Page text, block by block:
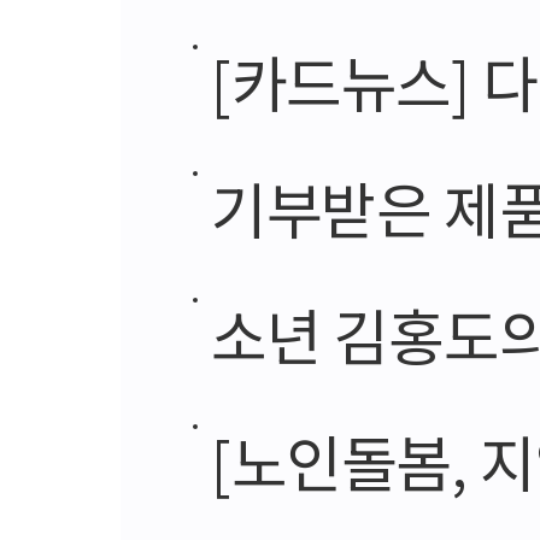
[카드뉴스]
기부받은 제
소년 김홍도
[노인돌봄, 지역사